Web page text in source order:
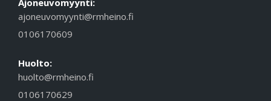
ajoneuvomyynti@rmheino.fi
0106170609
Huolto:
huolto@rmheino.fi
0106170629